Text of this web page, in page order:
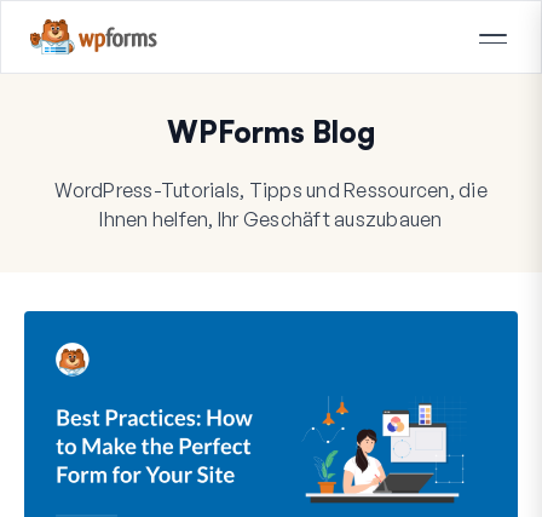
WPForms Blog
WordPress-Tutorials, Tipps und Ressourcen, die
Ihnen helfen, Ihr Geschäft auszubauen